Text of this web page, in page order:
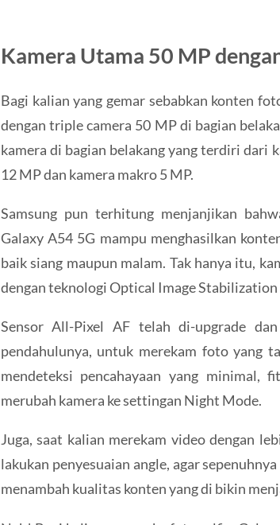
Kamera Utama 50 MP
Bagi kalian yang gemar sebabkan konten
dengan triple camera 50 MP di bagian
kamera di bagian belakang yang terdiri dari
12 MP dan kamera makro 5 MP.
Samsung pun terhitung menjanjikan
Galaxy A54 5G mampu menghasilkan
baik siang maupun malam. Tak hanya itu,
dengan teknologi Optical Image Stabilization
Sensor All-Pixel AF telah di-upgrade
pendahulunya, untuk merekam foto yang
mendeteksi pencahayaan yang
merubah kamera ke settingan Night Mode.
Juga, saat kalian merekam video dengan
lakukan penyesuaian angle, agar
menambah kualitas konten yang di bikin